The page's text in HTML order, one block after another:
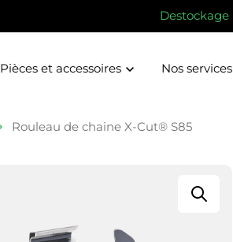
Destockage
Pièces et accessoires Nos services
Rouleau de chaine X-Cut® S85